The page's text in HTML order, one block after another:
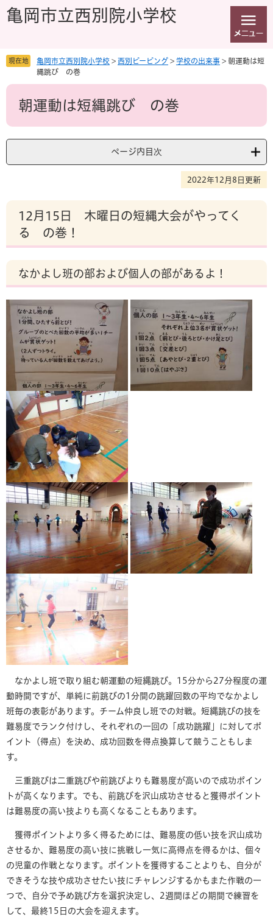
先
を
本
亀岡市立西別院小学校
現在地 亀岡市立西別院小学校 > 西別ピーピング > 学校の出来事 > 朝運動は短
縄跳び の巻
本
朝運動は短縄跳び の巻
ページ内目次
2022年12月8日更新
12月15日 木曜日の短縄大会がやってく
る の巻！
なかよし班の部および個人の部があるよ！
なかよし班で取り組む朝運動の短縄跳び。15分から27分程度の運
動時間ですが、単純に前跳びの1分間の跳躍回数の平均でなかよし
班毎の表彰があります。チーム仲良し班での対戦。短縄跳びの技を
難易度でランク付けし、それぞれの一回の「成功跳躍」に対してポ
イント（得点）を決め、成功回数を得点換算して競うこともしま
す。
三重跳びは二重跳びや前跳びよりも難易度が高いので成功ポイン
トが高くなります。でも、前跳びを沢山成功させると獲得ポイント
は難易度の高い技よりも高くなることもあります。
獲得ポイントより多く得るためには、難易度の低い技を沢山成功
させるか、難易度の高い技に挑戦し一気に高得点を得るかは、個々
の児童の作戦となります。ポイントを獲得することよりも、自分が
できそうな技や成功させたい技にチャレンジするかもまた作戦の一
つで、自分で予め跳び方を選択決定し、2週間ほどの期間で練習を
して、最終15日の大会を迎えます。